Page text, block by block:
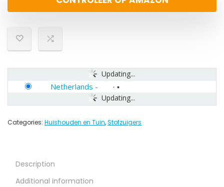
Updating...
Updating...
Netherlands -
Categories: Huishouden en Tuin,Stofzuigers
Description
Additional information